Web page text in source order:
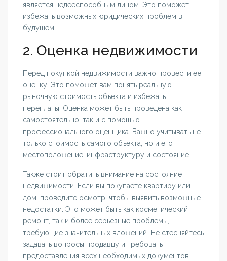
является недееспособным лицом. Это поможет
избежать возможных юридических проблем в
будущем.
2. Оценка недвижимости
Перед покупкой недвижимости важно провести её
оценку. Это поможет вам понять реальную
рыночную стоимость объекта и избежать
переплаты. Оценка может быть проведена как
самостоятельно, так и с помощью
профессионального оценщика. Важно учитывать не
только стоимость самого объекта, но и его
местоположение, инфраструктуру и состояние.
Также стоит обратить внимание на состояние
недвижимости. Если вы покупаете квартиру или
дом, проведите осмотр, чтобы выявить возможные
недостатки. Это может быть как косметический
ремонт, так и более серьёзные проблемы,
требующие значительных вложений. Не стесняйтесь
задавать вопросы продавцу и требовать
предоставления всех необходимых документов.